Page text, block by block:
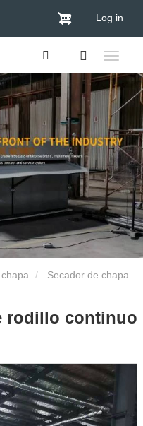
Log in
Secador de chapa
continuo
rodillo continuo